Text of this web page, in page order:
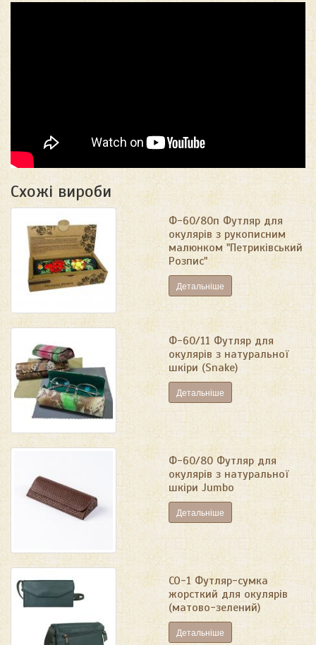
Схожі вироби
Ф-60/80п Футляр для
окулярів з рукописним
малюнком "Петриківський
Розпис"
Детальніше
Ф-60/11 Футляр для
окулярів з натуральної
шкіри (Snake)
Детальніше
Ф-60/80 Футляр для
окулярів з натуральної
шкіри Jumbo
Детальніше
СО-1 Футляр-сумка
жорсткий для окулярів
(матово-зелений)
Детальніше